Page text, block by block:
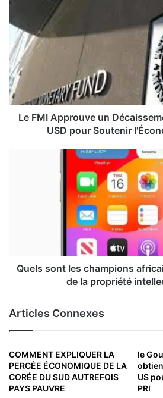
Le FMI Approuve un
USD pour Soutenir
Quels sont les champions
de la propriété
Articles Connexes
COMMENT EXPLIQUER LA
PERCÉE ÉCONOMIQUE DE LA
CORÉE DU SUD AUTREFOIS
PAYS PAUVRE
le
US
PRI